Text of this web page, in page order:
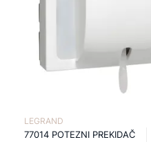
LEGRAND
77014 POTEZNI PREKIDAČ